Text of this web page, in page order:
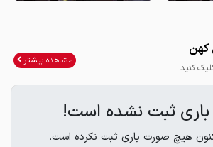
کهن
کنید.
مشاهده بیشتر
ثبت نشده است!
هیچ صورت باری ثبت نکرده است.